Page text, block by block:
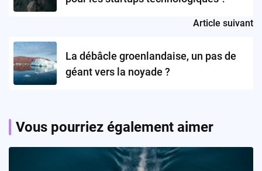
Article suivant
La débâcle groenlandaise, un pas de
géant vers la noyade ?
Vous pourriez également aimer